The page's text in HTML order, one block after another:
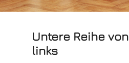
Untere Reihe von
links